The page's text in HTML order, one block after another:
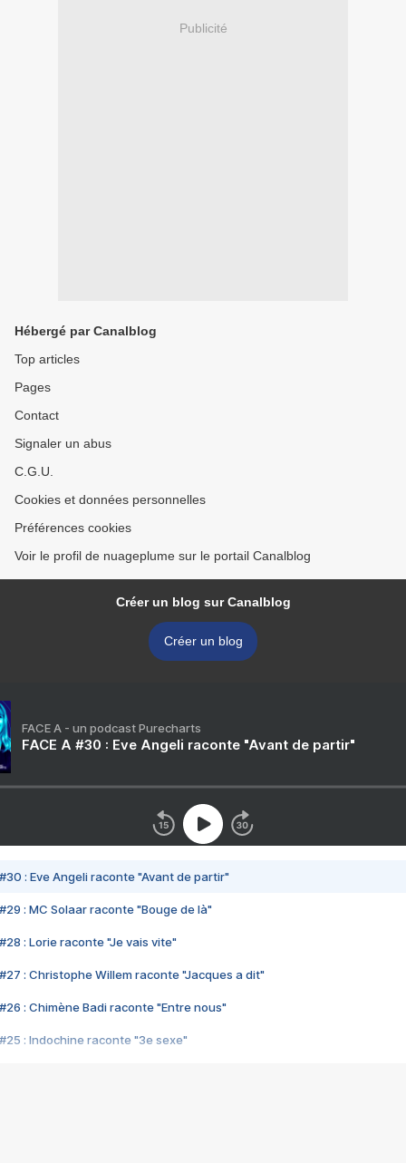
Publicité
Hébergé par Canalblog
Top articles
Pages
Contact
Signaler un abus
C.G.U.
Cookies et données personnelles
Préférences cookies
Voir le profil de nuageplume sur le portail Canalblog
Créer un blog sur Canalblog
Créer un blog
FACE A - un podcast Purecharts
FACE A #30 : Eve Angeli raconte "Avant de partir"
#30 : Eve Angeli raconte "Avant de partir"
#29 : MC Solaar raconte "Bouge de là"
#28 : Lorie raconte "Je vais vite"
#27 : Christophe Willem raconte "Jacques a dit"
#26 : Chimène Badi raconte "Entre nous"
#25 : Indochine raconte "3e sexe"